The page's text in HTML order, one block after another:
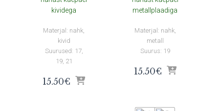
Materjal: nahk,
kivid
Suurused: 17,
19, 21
15.50€
Materjal: nahk,
metall
Suurus: 19
15.50€